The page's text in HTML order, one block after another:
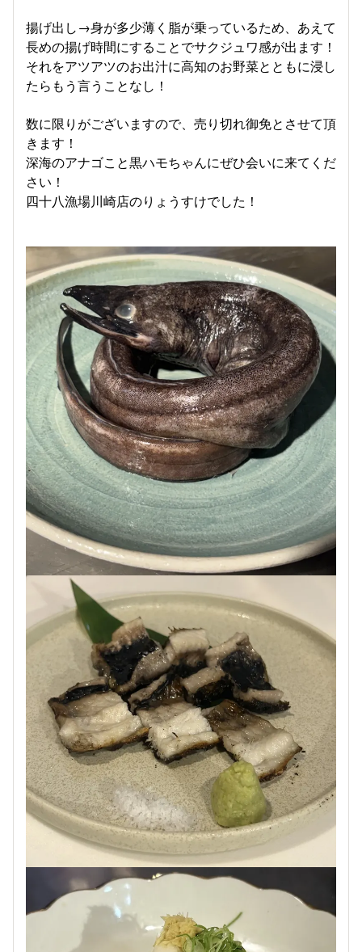
揚げ出し→身が多少薄く脂が乗っているため、あえて
長めの揚げ時間にすることでサクジュワ感が出ます！
それをアツアツのお出汁に高知のお野菜とともに浸し
たらもう言うことなし！
数に限りがございますので、売り切れ御免とさせて頂
きます！
深海のアナゴこと黒ハモちゃんにぜひ会いに来てくだ
さい！
四十八漁場川崎店のりょうすけでした！